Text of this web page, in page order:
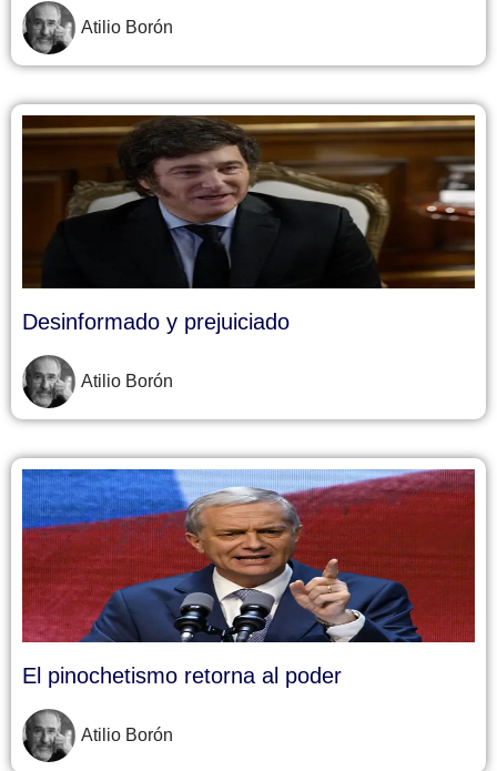
Atilio Borón
Desinformado y prejuiciado
Atilio Borón
El pinochetismo retorna al poder
Atilio Borón